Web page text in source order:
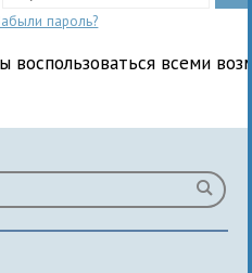
пароль?
воспользоваться всеми